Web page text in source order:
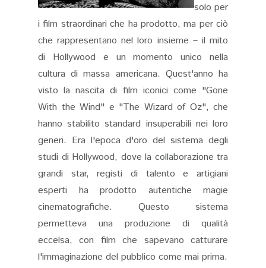
solo per
i film straordinari che ha prodotto, ma per ciò
che rappresentano nel loro insieme – il mito
di Hollywood e un momento unico nella
cultura di massa americana. Quest'anno ha
visto la nascita di film iconici come "Gone
With the Wind" e "The Wizard of Oz", che
hanno stabilito standard insuperabili nei loro
generi. Era l'epoca d'oro del sistema degli
studi di Hollywood, dove la collaborazione tra
grandi star, registi di talento e artigiani
esperti ha prodotto autentiche magie
cinematografiche. Questo sistema
permetteva una produzione di qualità
eccelsa, con film che sapevano catturare
l'immaginazione del pubblico come mai prima.